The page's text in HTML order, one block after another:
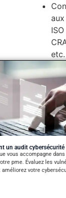
etc.
un audit cybersécurité
vous accompagne
pme. Évaluez les
votre